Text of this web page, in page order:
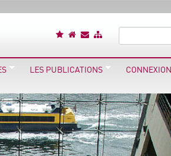
LES PUBLICATIONS CONNEXION